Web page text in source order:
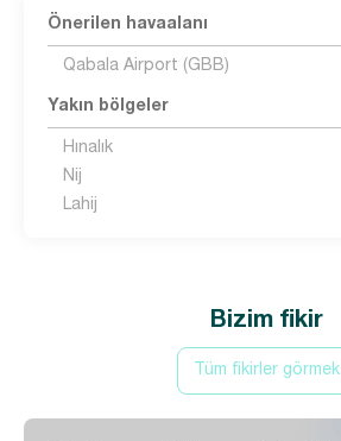
Önerilen havaalanı
Qabala Airport (GBB)
Yakın bölgeler
Hınalık
Nij
Lahij
Bizim fikir
Tüm fikirler görmek